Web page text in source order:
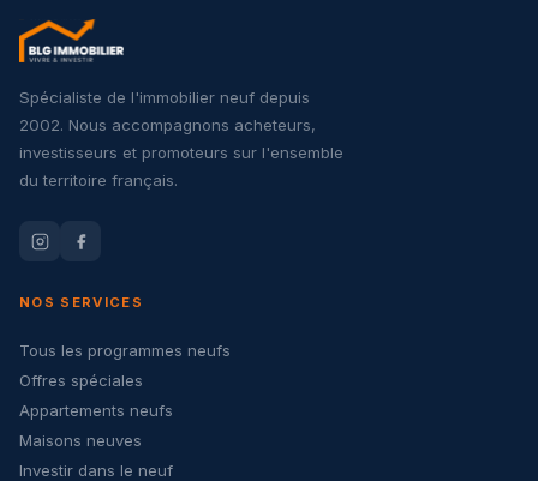
Spécialiste de l'immobilier neuf depuis
2002. Nous accompagnons acheteurs,
investisseurs et promoteurs sur l'ensemble
du territoire français.
NOS SERVICES
Tous les programmes neufs
Offres spéciales
Appartements neufs
Maisons neuves
Investir dans le neuf